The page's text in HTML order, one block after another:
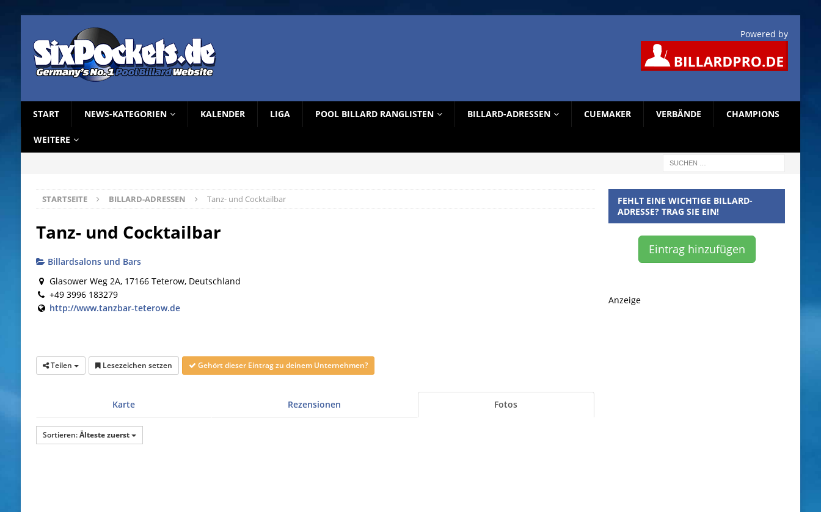
Powered by
START NEWS-KATEGORIEN KALENDER LIGA POOL BILLARD RANGLISTEN BILLARD-ADRESSEN CUEMAKER VERBÄNDE CHAMPIONS
WEITERE
STARTSEITE BILLARD-ADRESSEN Tanz- und Cocktailbar
Tanz- und Cocktailbar
Billardsalons und Bars
Glasower Weg 2A, 17166 Teterow, Deutschland
+49 3996 183279
http://www.tanzbar-teterow.de
Teilen Lesezeichen setzen Gehört dieser Eintrag zu deinem Unternehmen?
Karte Rezensionen Fotos
Sortieren:Älteste zuerst
FEHLT EINE WICHTIGE BILLARD-
ADRESSE? TRAG SIE EIN!
Eintrag hinzufügen
Anzeige